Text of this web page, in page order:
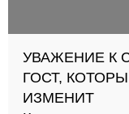
УВАЖЕНИЕ К
ГОСТ,
ИЗМЕНИТ